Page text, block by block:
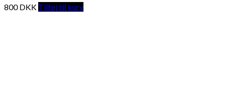
800DKK Tilføj til kurv